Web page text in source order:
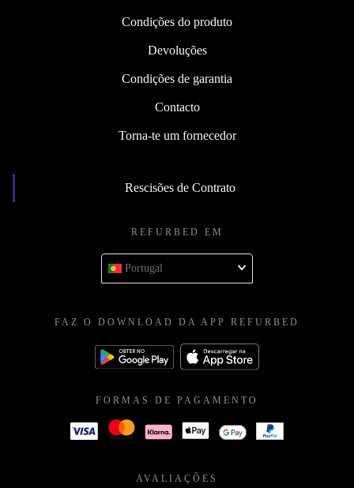
Condições do produto
Devoluções
Condições de garantia
Contacto
Torna-te um fornecedor
Rescisões de Contrato
REFURBED EM
Portugal
FAZ O DOWNLOAD DA APP REFURBED
FORMAS DE PAGAMENTO
AVALIAÇÕES